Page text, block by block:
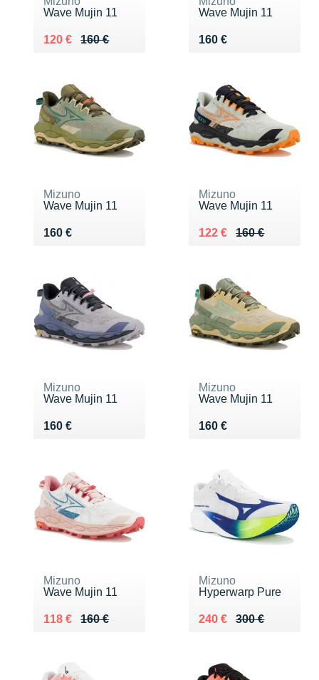
Wave Mujin 11
160 €
Au lieu de 160 €
120 €
Vendu 120 €
Wave Mujin 11
160 €
Vendu 160 €
Mizuno
Wave Mujin 11
160 €
Vendu 160 €
Mizuno
Wave Mujin 11
160 €
Au lieu de 160 €
122 €
Vendu 122 €
Mizuno
Wave Mujin 11
160 €
Vendu 160 €
Mizuno
Wave Mujin 11
160 €
Vendu 160 €
Mizuno
Wave Mujin 11
160 €
Au lieu de 160 €
118 €
Vendu 118 €
Mizuno
Hyperwarp Pure
300 €
Au lieu de 300 €
240 €
Vendu 240 €